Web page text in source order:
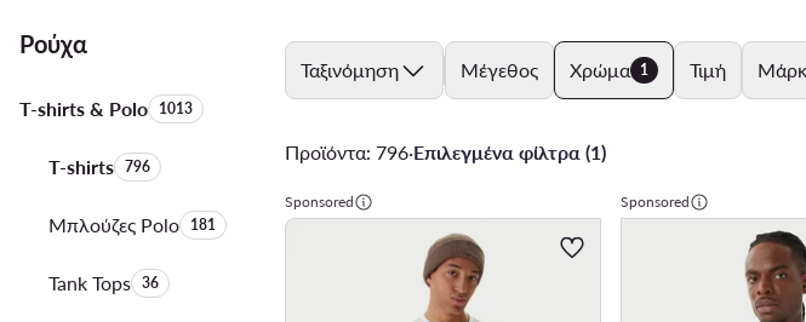
Ρούχα
T-shirts & PoloΑριθμός προϊόντων:
1013
T-shirtsΑριθμός προϊόντων:
796
Μπλούζες PoloΑριθμός προϊόντων:
181
Tank TopsΑριθμός προϊόντων:
36
Ταξινόμηση Μέγεθος Χρώμα 1 Τιμή
Προϊόντα: 796·Επιλεγμένα φίλτρα (1)
Sponsored Sponsored